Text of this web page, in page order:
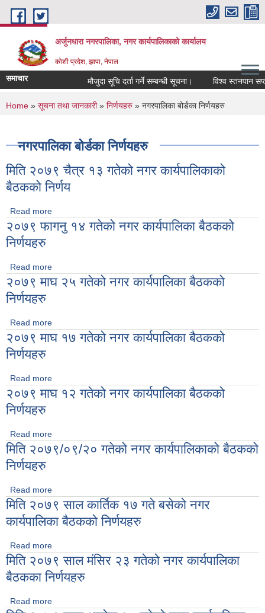
Skip to main content
अर्जुनधारा नगरपालिका, नगर कार्यपालिकाको कार्यालय
कोशी प्रदेश, झापा, नेपाल
समाचार मौजुदा सूचि दर्ता गर्ने सम्बन्धी सूचना। विश्व स्तनपान
You are here
Home » सूचना तथा जानकारी» निर्णयहरु » नगरपालिका बोर्डका निर्णयहरु
नगरपालिका बोर्डका निर्णयहरु
मिति २०७९ चैत्र १३ गतेको नगर कार्यपालिकाको
बैठकको निर्णय
Read more
२०७९ फागनु १४ गतेको नगर कार्यपालिका बैठकको
निर्णयहरु
Read more
२०७९ माघ २५ गतेको नगर कार्यपालिका बैठकको
निर्णयहरु
Read more
२०७९ माघ १७ गतेको नगर कार्यपालिका बैठकको
निर्णयहरु
Read more
२०७९ माघ १२ गतेको नगर कार्यपालिका बैठकको
निर्णयहरु
Read more
मिति २०७९/०९/२० गतेको नगर कार्यपालिकाको बैठकको
निर्णयहरु
Read more
मिति २०७९ साल कार्तिक १७ गते बसेको नगर
कार्यपालिका बैठकको निर्णयहरु
Read more
निर्णयहरु
मिति २०७९ साल मंसिर २३ गतेको नगर कार्यपालिका
बैठकका निर्णयहरु
Read more